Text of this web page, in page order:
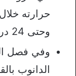
وحتى 24 درجة مئوية.
وفي فصل
الدانوب